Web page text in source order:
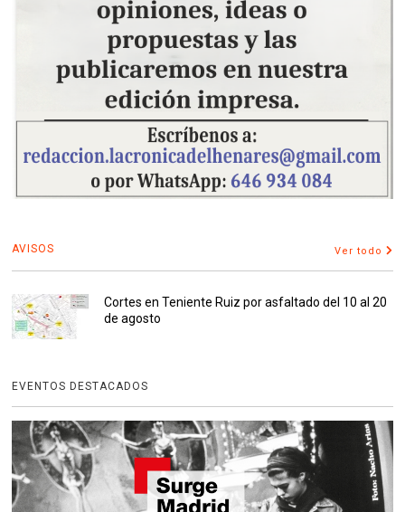
AVISOS Ver todo
Cortes en Teniente Ruiz por asfaltado del 10 al 20
de agosto
EVENTOS DESTACADOS